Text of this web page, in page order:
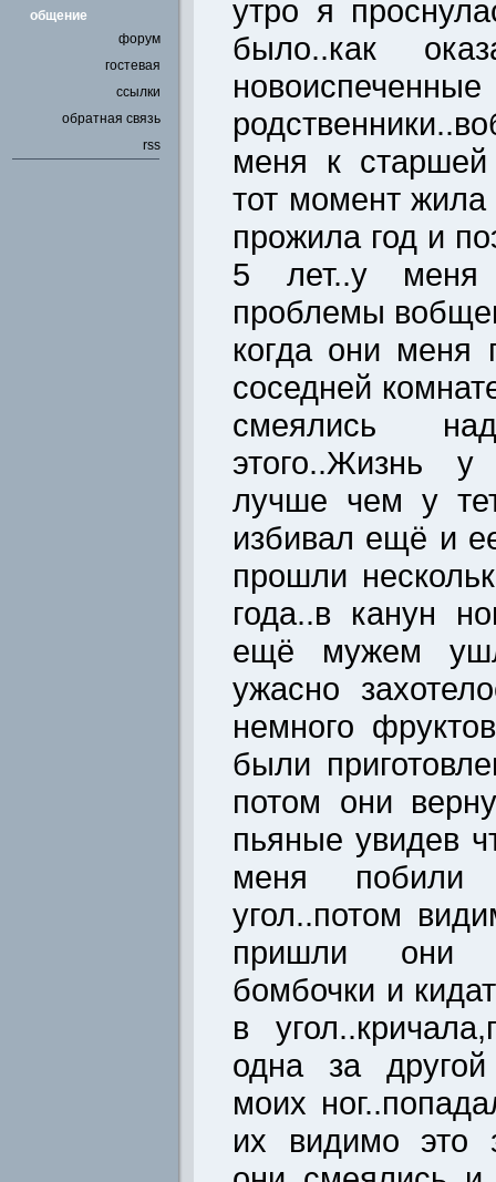
общение
форум
гостевая
ссылки
обратная связь
rss
утро я
было..как
новоиспеченные
меня к старшей
тот момент
прожила год и
5 лет..у
проблемы
когда они меня
соседней
смеялись
этого..Жизнь
лучше чем у
избивал ещё и
прошли
года..в канун
ещё мужем
ужасно
немного
были
потом они
пьяные увидев
меня
угол..потом
пришли они
бомбочки и
в
одна за
моих
их видимо это